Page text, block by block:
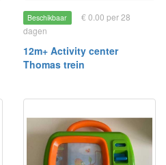
Beschikbaar
€ 0.00 per 28
dagen
12m+ Activity center
Thomas trein